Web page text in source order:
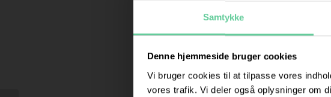
Samtykke
Denne hjemmeside bruger cookies
Vi bruger cookies til at tilpasse vores
vores trafik. Vi deler også oplysninger om
Vi er medlem af: